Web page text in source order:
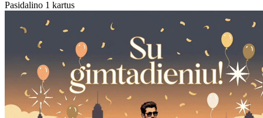
Pasidalino 1 kartus